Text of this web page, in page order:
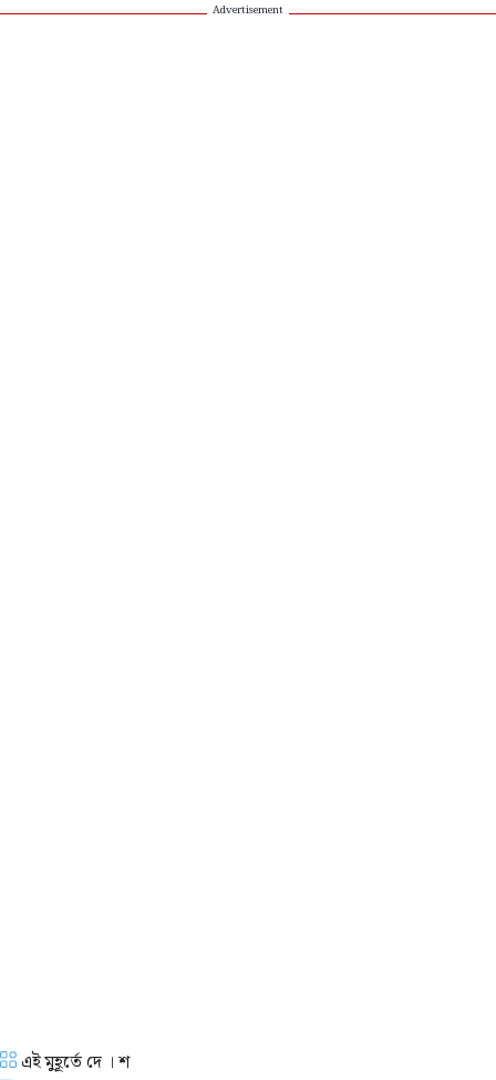
Advertisement
এই মুহূর্তে দে । শ